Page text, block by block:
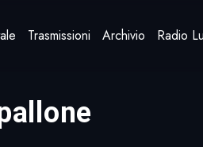
Trasmissioni Archivio Radio